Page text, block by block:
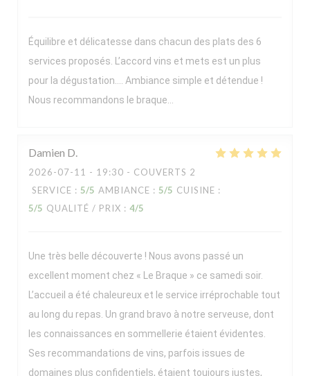
Équilibre et délicatesse dans chacun des plats des 6
services proposés. L’accord vins et mets est un plus
pour la dégustation…. Ambiance simple et détendue !
Nous recommandons le braque…
Damien D
2026-07-11 - 19:30 - COUVERTS 2
SERVICE : 5/5 AMBIANCE : 5/5 CUISINE :
5/5 QUALITÉ / PRIX : 4/5
Une très belle découverte ! Nous avons passé un
excellent moment chez « Le Braque » ce samedi soir.
L’accueil a été chaleureux et le service irréprochable tout
au long du repas. Un grand bravo à notre serveuse, dont
les connaissances en sommellerie étaient évidentes.
Ses recommandations de vins, parfois issues de
domaines plus confidentiels, étaient toujours justes,